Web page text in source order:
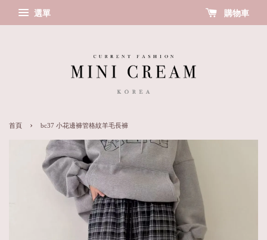
選單 購物車
首頁 › bc37 小花邊褲管格紋羊毛長褲